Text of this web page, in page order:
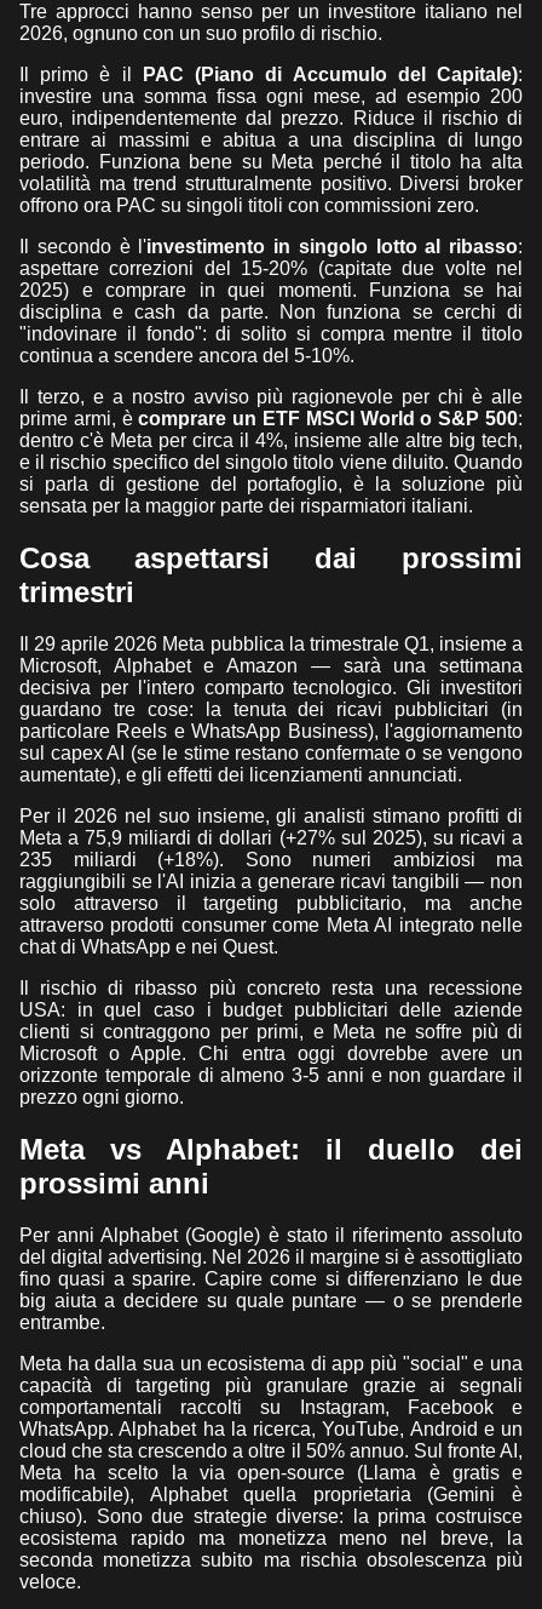
Tre approcci hanno senso per un investitore italiano nel
2026, ognuno con un suo profilo di rischio.
Il primo è il
PAC (Piano di Accumulo del Capitale):
investire una somma fissa ogni mese, ad esempio 200
euro, indipendentemente dal prezzo. Riduce il rischio di
entrare ai massimi e abitua a una disciplina di lungo
periodo. Funziona bene su Meta perché il titolo ha alta
volatilità ma trend strutturalmente positivo. Diversi broker
offrono ora PAC su singoli titoli con commissioni zero.
Il secondo è l'investimento in singolo lotto al ribasso:
aspettare correzioni del 15-20% (capitate due volte nel
2025) e comprare in quei momenti. Funziona se hai
disciplina e cash da parte. Non funziona se cerchi di
"indovinare il fondo": di solito si compra mentre il titolo
continua a scendere ancora del 5-10%.
Il terzo, e a nostro avviso più ragionevole per chi è alle
prime armi, ècomprare un ETF MSCI World o S&P 500:
dentro c'è Meta per circa il 4%, insieme alle altre big tech,
e il rischio specifico del singolo titolo viene diluito. Quando
si parla di gestione del portafoglio, è la soluzione più
sensata per la maggior parte dei risparmiatori italiani.
Cosa aspettarsi dai prossimi
trimestri
Il 29 aprile 2026 Meta pubblica la trimestrale Q1, insieme a
Microsoft, Alphabet e Amazon — sarà una settimana
decisiva per l'intero comparto tecnologico. Gli investitori
guardano tre cose: la tenuta dei ricavi pubblicitari (in
particolare Reels e WhatsApp Business), l'aggiornamento
sul capex AI (se le stime restano confermate o se vengono
aumentate), e gli effetti dei licenziamenti annunciati.
Per il 2026 nel suo insieme, gli analisti stimano profitti di
Meta a 75,9 miliardi di dollari (+27% sul 2025), su ricavi a
235 miliardi (+18%). Sono numeri ambiziosi ma
raggiungibili se l'AI inizia a generare ricavi tangibili — non
solo attraverso il targeting pubblicitario, ma anche
attraverso prodotti consumer come Meta AI integrato nelle
chat di WhatsApp e nei Quest.
Il rischio di ribasso più concreto resta una recessione
USA: in quel caso i budget pubblicitari delle aziende
clienti si contraggono per primi, e Meta ne soffre più di
Microsoft o Apple. Chi entra oggi dovrebbe avere un
orizzonte temporale di almeno 3-5 anni e non guardare il
prezzo ogni giorno.
Meta vs Alphabet: il duello dei
prossimi anni
Per anni Alphabet (Google) è stato il riferimento assoluto
del digital advertising. Nel 2026 il margine si è assottigliato
fino quasi a sparire. Capire come si differenziano le due
big aiuta a decidere su quale puntare — o se prenderle
entrambe.
Meta ha dalla sua un ecosistema di app più "social" e una
capacità di targeting più granulare grazie ai segnali
comportamentali raccolti su Instagram, Facebook e
WhatsApp. Alphabet ha la ricerca, YouTube, Android e un
cloud che sta crescendo a oltre il 50% annuo. Sul fronte AI,
Meta ha scelto la via open-source (Llama è gratis e
modificabile), Alphabet quella proprietaria (Gemini è
chiuso). Sono due strategie diverse: la prima costruisce
ecosistema rapido ma monetizza meno nel breve, la
seconda monetizza subito ma rischia obsolescenza più
veloce.